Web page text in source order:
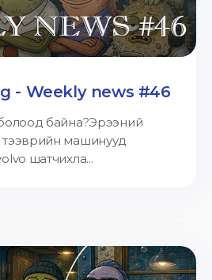
- Weekly news #46
байна?Эрээний
машинууд
шатчихла...